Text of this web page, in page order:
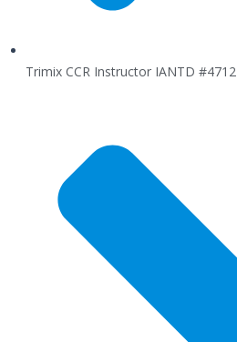
Trimix CCR Instructor IANTD #4712